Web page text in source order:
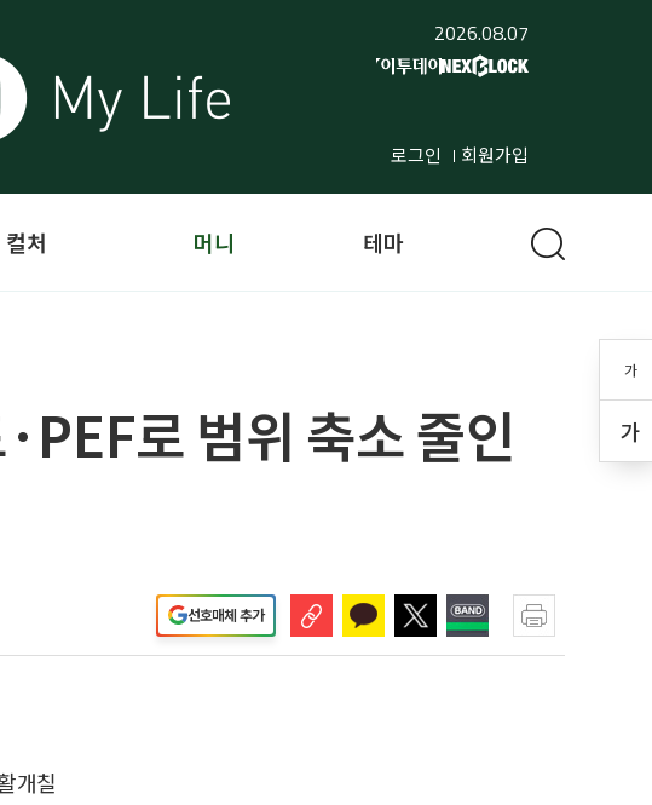
2026.08.07
로그인 회원가입
가
가
컬처 머니 테마
로 범위 축소 줄인
선호매체 추가
개칠